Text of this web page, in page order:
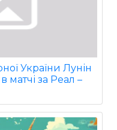
України Лунін
матчі за Реал –